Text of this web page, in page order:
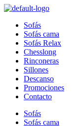
Sofás
Sofás cama
Sofás Relax
Chesslong
Rinconeras
Sillones
Descanso
Promociones
Contacto
Sofás
Sofás cama